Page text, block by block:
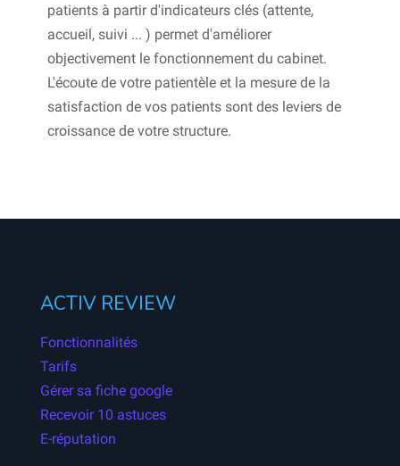
patients à partir d'indicateurs clés (attente,
accueil, suivi ... ) permet d'améliorer
objectivement le fonctionnement du cabinet.
L'écoute de votre patientèle et la mesure de la
satisfaction de vos patients sont des leviers de
croissance de votre structure.
ACTIV REVIEW
Fonctionnalités
Tarifs
Gérer sa fiche google
Recevoir 10 astuces
E-réputation